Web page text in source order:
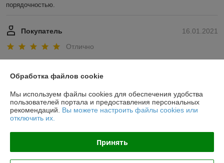
порядочностью.
16.01.2021
Покупатель
Отлично
О нас
Контакты
Обработка файлов cookie
Мы используем файлы cookies для обеспечения удобства
пользователей портала и предоставления персональных
рекомендаций. Вы можете настроить файлы cookies или
отключить их.
Принять